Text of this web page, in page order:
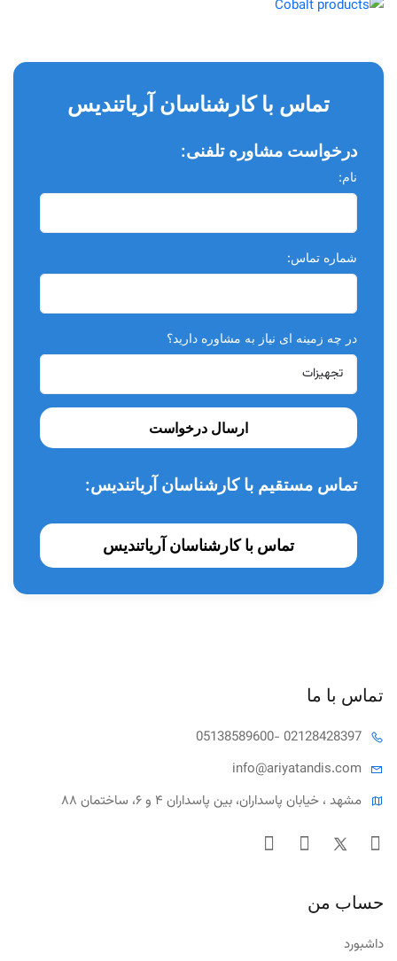
تماس با کارشناسان آریاتندیس
درخواست مشاوره تلفنی:
نام:
شماره تماس:
در چه زمینه ای نیاز به مشاوره دارید؟
ارسال درخواست
تماس مستقیم با کارشناسان آریاتندیس:
تماس با کارشناسان آریاتندیس
تماس با ما
05138589600- 02128428397
info@ariyatandis.com
مشهد ، خیابان پاسداران، بین پاسداران ۴ و ۶، ساختمان ۸۸
حساب من
داشبورد